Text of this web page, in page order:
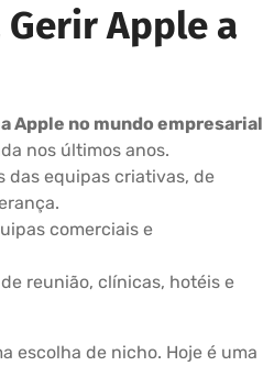
Gerir Apple a
Apple no mundo empresarial
nos últimos anos.
das equipas criativas, de
comerciais e
reunião, clínicas, hotéis e
escolha de nicho. Hoje é uma